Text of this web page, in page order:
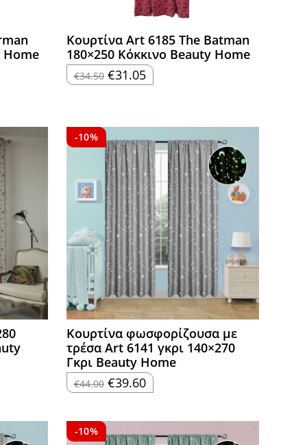
Home
Κουρτίνα Art 6185 The Batman
180×250 Κόκκινο Beauty Home
€34.50 Original
price
€31.05Η
τρέχουσα
-10%
Κουρτίνα φωσφορίζουσα με
τρέσα Art 6141 γκρι 140×270
Γκρι Beauty Home
€44.00 Original
price
€39.60Η
τρέχουσα
€39.60.
-10%